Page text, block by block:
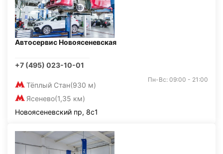
Автосервис Новоясеневская
+7 (495) 023-10-01
Тёплый Стан(930 м)
Ясенево(1,35 км)
Пн-Вс: 09:00 - 21:00
Новоясеневский пр, 8с1